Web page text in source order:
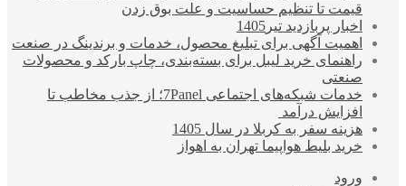
قیمت تا تنظیم حساسیت و علت بوق زدن
اخبار پربازدید تیر1405
اهمیت آگهی برای تبلیغ محصول، خدمات و برندینگ در صنعت
راهنمای خرید لیبل برای بسته‌بندی، چاپ بارکد و محصولات
صنعتی
خدمات شبکه‌های اجتماعی 7Panel؛ از جذب مخاطب تا
افزایش درآمد
هزینه سفر به کربلا در سال 1405
خرید بلیط هواپیما تهران به اهواز
ورود